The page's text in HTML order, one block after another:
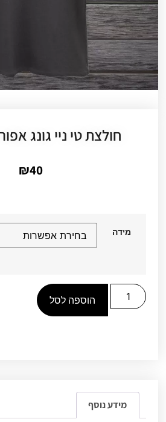
חולצת טי ניי גונג
₪40
מידה
הוספה לסל
מידע נוסף